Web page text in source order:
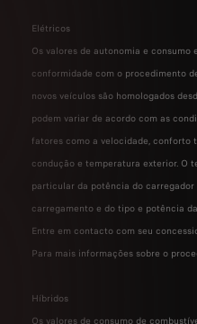
Elétricos
Os valores de autonomia e
conformidade com o procedimento
novos veículos são homologados
podem variar de acordo com as
fatores como a velocidade, conforto
condução e temperatura exterior. O
particular da potência do carregador
carregamento e do tipo e potência
Entre em contacto com seu
Para mais informações sobre o
Híbridos
Os valores de consumo de